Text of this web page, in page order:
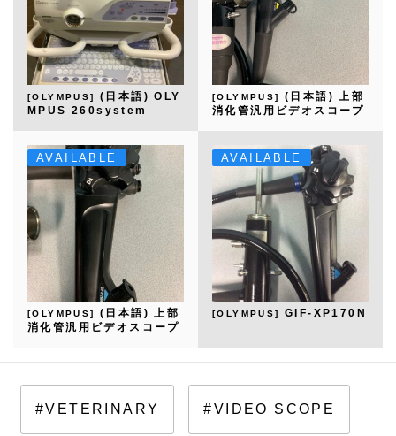
[OLYMPUS] (日本語) OLY
MPUS 260system
[OLYMPUS] (日本語) 上部
消化管汎用ビデオスコープ
AVAILABLE
[OLYMPUS] (日本語) 上部
消化管汎用ビデオスコープ
AVAILABLE
[OLYMPUS] GIF-XP170N
#VETERINARY #VIDEO SCOPE